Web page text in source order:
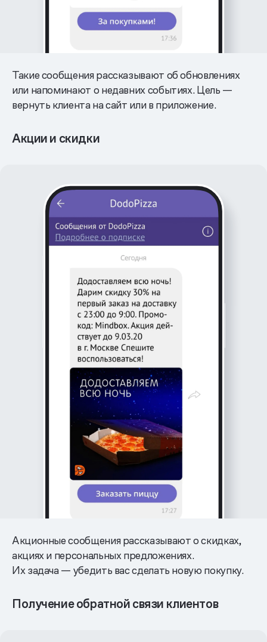
Такие сообщения рассказывают об обновлениях
или напоминают о недавних событиях. Цель —
вернуть клиента на сайт или в приложение.
Акции и скидки
Акционные сообщения рассказывают о скидках,
акциях и персональных предложениях.
Их задача — убедить вас сделать новую покупку.
Получение обратной связи клиентов